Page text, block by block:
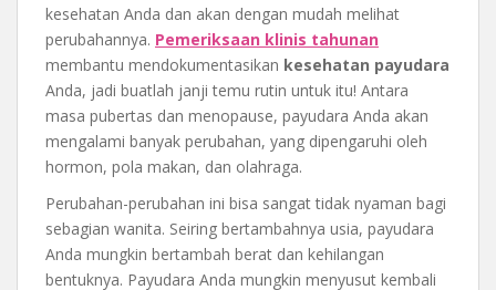
kesehatan Anda dan akan dengan mudah melihat
perubahannya. Pemeriksaan klinis tahunan
membantu mendokumentasikan kesehatan payudara
Anda, jadi buatlah janji temu rutin untuk itu! Antara
masa pubertas dan menopause, payudara Anda akan
mengalami banyak perubahan, yang dipengaruhi oleh
hormon, pola makan, dan olahraga.
Perubahan-perubahan ini bisa sangat tidak nyaman bagi
sebagian wanita. Seiring bertambahnya usia, payudara
Anda mungkin bertambah berat dan kehilangan
bentuknya. Payudara Anda mungkin menyusut kembali